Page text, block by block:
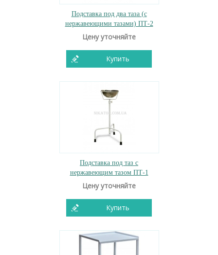
Подставка под два таза (с
нержавеющими тазами) ПТ-2
Цену уточняйте
Купить
Подставка под таз с
нержавеющим тазом ПТ-1
Цену уточняйте
Купить